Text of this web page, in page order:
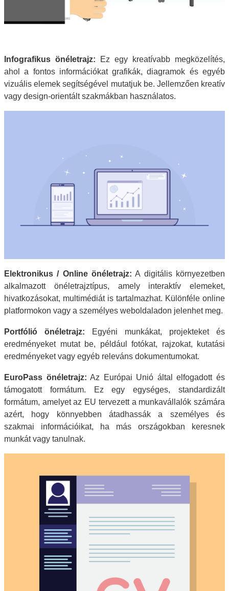
Infografikus önéletrajz: Ez egy kreatívabb megközelítés,
ahol a fontos információkat grafikák, diagramok és egyéb
vizuális elemek segítségével mutatjuk be. Jellemzően kreatív
vagy design-orientált szakmákban használatos.
Elektronikus / Online önéletrajz: A digitális környezetben
alkalmazott önéletrajztípus, amely interaktív elemeket,
hivatkozásokat, multimédiát is tartalmazhat. Különféle online
platformokon vagy a személyes weboldaladon jelenhet meg.
Portfólió önéletrajz: Egyéni munkákat, projekteket és
eredményeket mutat be, például fotókat, rajzokat, kutatási
eredményeket vagy egyéb releváns dokumentumokat.
EuroPass önéletrajz: Az Európai Unió által elfogadott és
támogatott formátum. Ez egy egységes, standardizált
formátum, amelyet az EU tervezett a munkavállalók számára
azért, hogy könnyebben átadhassák a személyes és
szakmai információikat, ha más országokban keresnek
munkát vagy tanulnak.